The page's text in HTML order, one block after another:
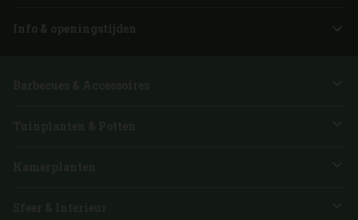
Info & openingstijden